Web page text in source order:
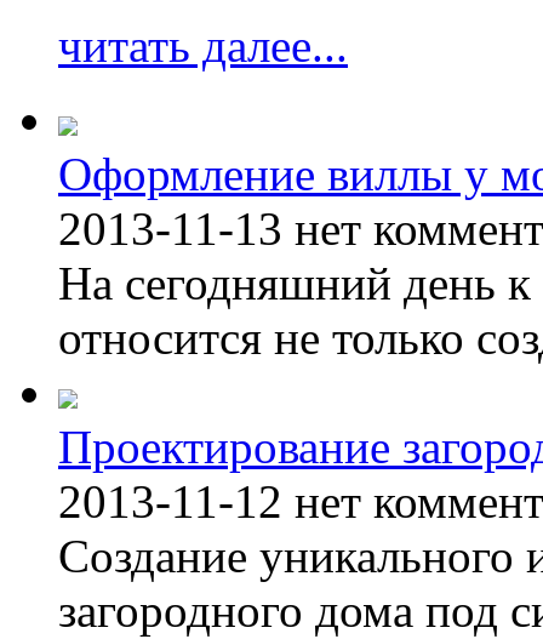
читать далее...
Оформление виллы у
2013-11-13 нет
На сегодняшний день к
относится не только
Проектирование
2013-11-12 нет
Создание уникального
загородного дома под